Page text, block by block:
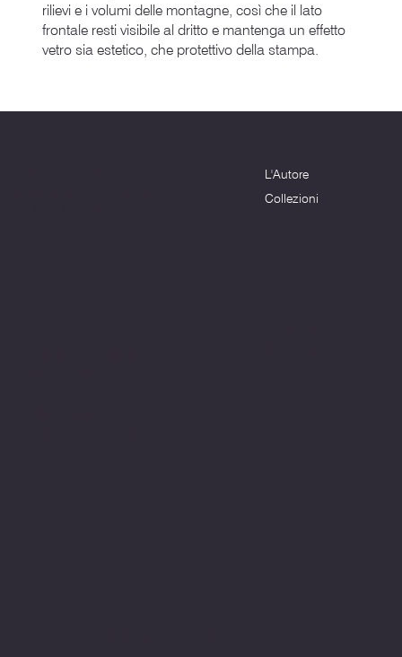
rilievi e i volumi delle montagne, così che il lato
frontale resti visibile al dritto e mantenga un effetto
vetro sia estetico, che protettivo della stampa.
L'Autore
Collezioni